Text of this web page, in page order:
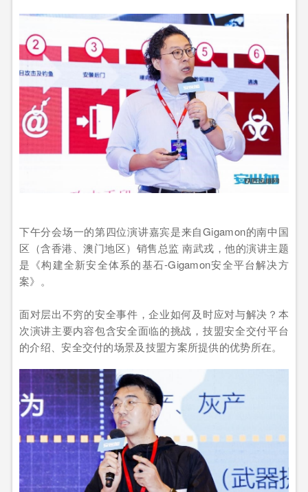
下午分会场一的第四位演讲嘉宾是来自Gigamon的南中国
区（含香港、澳门地区）销售总监 南武戎，他的演讲主题
是《构建全新安全体系的基石-Gigamon安全平台解决方
案》。
面对层出不穷的安全事件，企业如何及时应对与解决？本
次演讲主要内容包含安全面临的挑战，技盟安全交付平台
的介绍、安全交付的场景及技盟方案所提供的优势所在。